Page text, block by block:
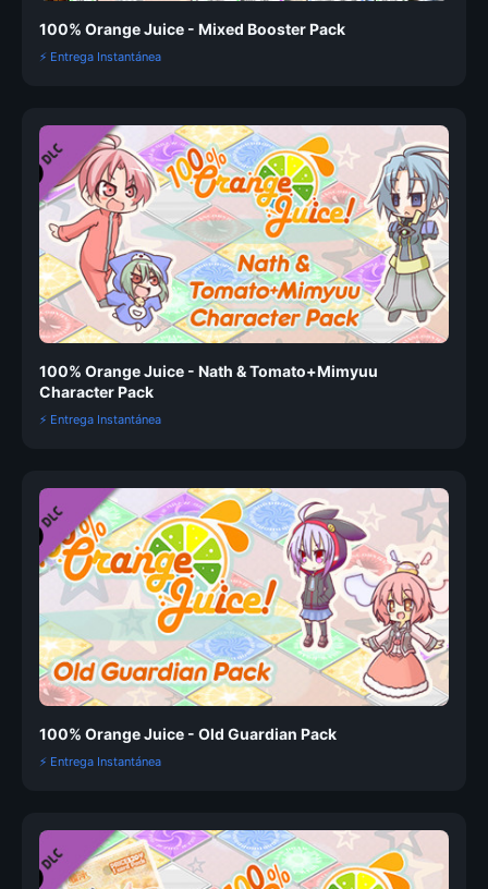
100% Orange Juice - Mixed Booster Pack
⚡ Entrega Instantánea
100% Orange Juice - Nath & Tomato+Mimyuu
Character Pack
⚡ Entrega Instantánea
100% Orange Juice - Old Guardian Pack
⚡ Entrega Instantánea